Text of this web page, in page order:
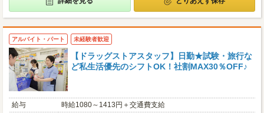
アルバイト・パート 未経験者歓迎
【ドラッグストアスタッフ】日勤★試験・旅行な
ど私生活優先のシフトOK！社割MAX30％OFF♪
給与
時給1080～1413円＋交通費支給